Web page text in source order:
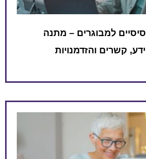
למבוגרים – מתנה
קשרים והזדמנויות